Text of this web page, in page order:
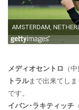
メディオセントロ （
トラルまで出来てし
です。
イバン･ラキティッチ